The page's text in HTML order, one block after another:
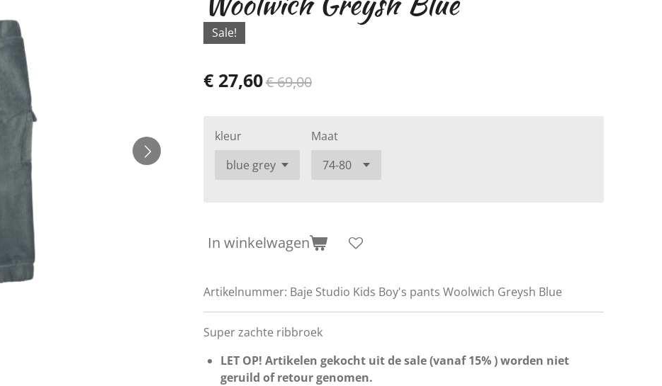
Sale!
€ 27,60€ 69,00
kleur Maat
In winkelwagen
Artikelnummer: Baje Studio Kids Boy's pants Woolwich Greysh Blue
Super zachte ribbroek
LET OP! Artikelen gekocht uit de sale (vanaf 15% ) worden niet
geruild of retour genomen.